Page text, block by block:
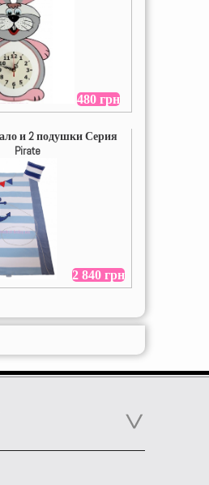
480 грн
и 2 подушки Серия
Pirate
2 840 грн